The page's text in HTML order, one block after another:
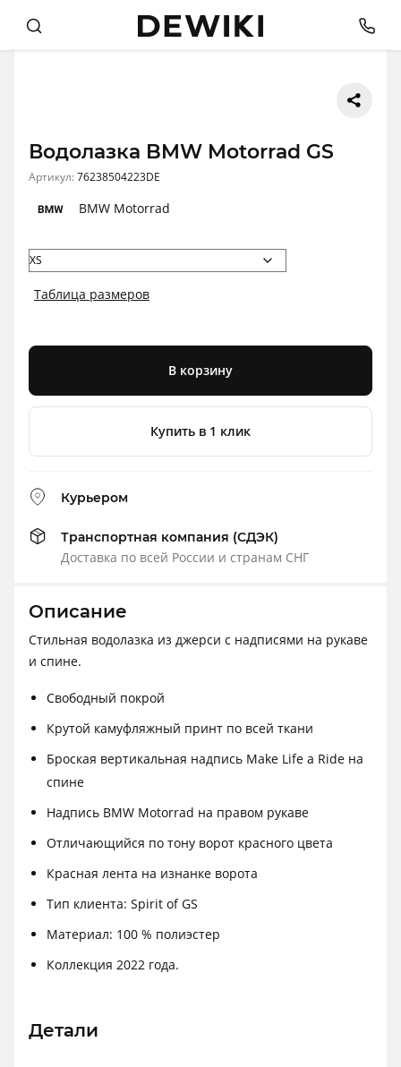
Водолазка BMW Motorrad GS
Артикул:76238504223DE
BMW Motorrad
Таблица размеров
В корзину
Купить в 1 клик
Курьером
Транспортная компания (СДЭК)
Доставка по всей России и странам СНГ
Описание
Стильная водолазка из джерси с надписями на рукаве
и спине.
Свободный покрой
Крутой камуфляжный принт по всей ткани
Броская вертикальная надпись Make Life a Ride на
спине
Надпись BMW Motorrad на правом рукаве
Отличающийся по тону ворот красного цвета
Красная лента на изнанке ворота
Тип клиента: Spirit of GS
Материал: 100 % полиэстер
Коллекция 2022 года.
Детали